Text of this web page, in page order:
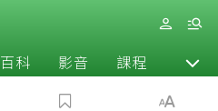
百科 影音 課程 退休